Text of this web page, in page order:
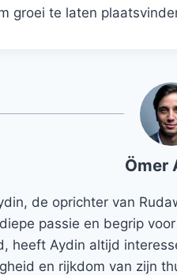
groei te laten
Ömer
de oprichter van
passie en begrip
heeft Aydin altijd
en rijkdom van zijn